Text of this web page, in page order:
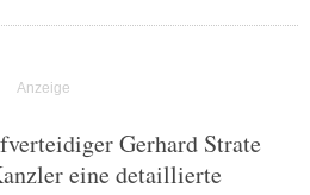
Gerhard Strate
eine detaillierte